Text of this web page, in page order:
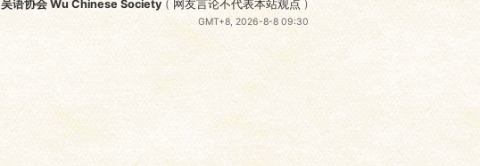
吴语协会 Wu Chinese Society ( 网友言论不代表本站观点 )
GMT+8, 2026-8-8 09:30